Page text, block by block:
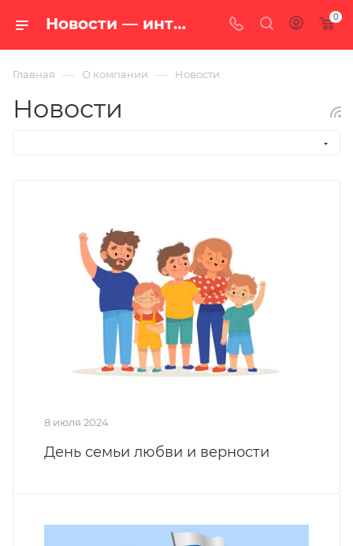
Новости — интернет-магазин «100 печей.ру» 0
Главная — О компании — Новости
Новости
8 июля 2024
День семьи любви и верности